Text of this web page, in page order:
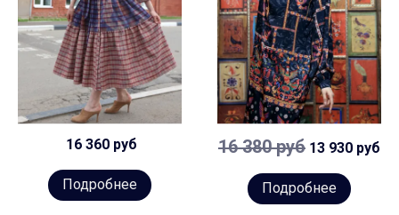
16 360 руб
Подробнее
16 380 руб 13 930 руб
Подробнее